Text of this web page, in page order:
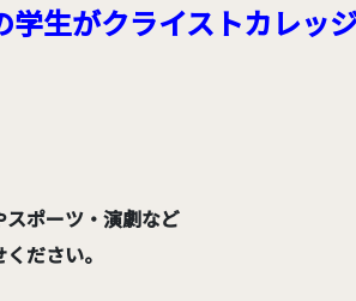
生がクライストカレッ
ポーツ・演劇など
ださい。